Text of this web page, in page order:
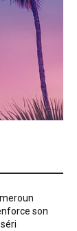
son